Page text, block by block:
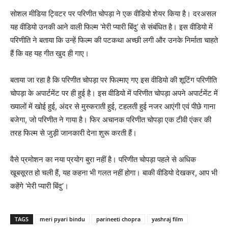
सोशल मीडिया ट्विटर पर परिणीत चोपड़ा ने एक वीडियो शेयर किया है। दरअसल
यह वीडियो उनकी आने वाली फिल्‍म ‘मेरी प्‍यारी बिंदु’ से संबंधित है। इस वीडियो में
परिणीति ने बताया कि उन्हें फिल्म की पटकथा अच्छी लगी और उनके निर्माता चाहते
हैं कि वह यह गीत खुद ही गाए।
बताया जा रहा है कि परिणीत चोपड़ा पर फिल्माए गए इस वीडियो की शूटिंग परिणीति
चोपड़ा के अपार्टमेंट पर ही हुई है। इस वीडियो में परिणीत चोपड़ा अपने अपार्टमेंट में
ख्‍यालों में खोई हुई, अंदर से मुस्‍कराती हुई, टहलती हुई नजर आएंगी एवं पीछे गाना
बजेगा, जो परिणीत ने गाया है। फिर अचानक परिणीत चोपड़ा एक टीवी एंकर की
तरह फिल्‍म से जुड़ी जानकारी देना शुरू करती हैं।
वैसे प्रमोशन का नया प्रयोग बुरा नहीं है। परिणीत चोपड़ा पहले से अधिक
खूबसूरत हो चली हैं, यह कहना भी गलत नहीं होगा। बाकी वीडियो देखकर, आप भी
कहेंगे ‘मेरी प्‍यारी बिंदु’।
TAGS meri pyari bindu parineeti chopra yashraj film